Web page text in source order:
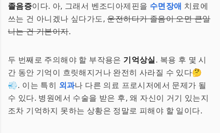
졸음증이다. 아, 그래서 벤조디아제핀을 수면장애 치료에
쓰는 건 아니겠나 싶다가도,운전하다가 졸음이 오면 큰일
나는 건 기본이지.
두 번째로 주의해야 할 부작용은 기억상실. 복용 후 몇 시
간 동안 기억이 흐릿해지거나 완전히 사라질 수 있다🤔
💨. 이는 특히 외과나 다른 의료 프로시저에서 문제가 될
수 있다. 병원에서 수술을 받은 후, 왜 자신이 거기 있는지
조차 기억하지 못하는 상황은 정말로 피해야 할 일이다.